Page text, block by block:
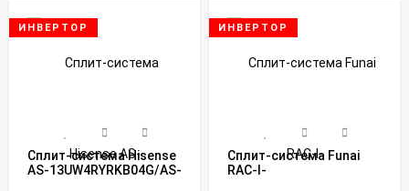
ИНВЕРТОР
Сплит-система Hisense
AS-13UW4RYRKB04G/AS-
ИНВЕРТОР
Сплит-система Funai
RAC-I-